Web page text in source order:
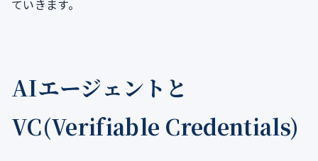
ていきます。
AIエージェントと
VC(Verifiable Credentials)